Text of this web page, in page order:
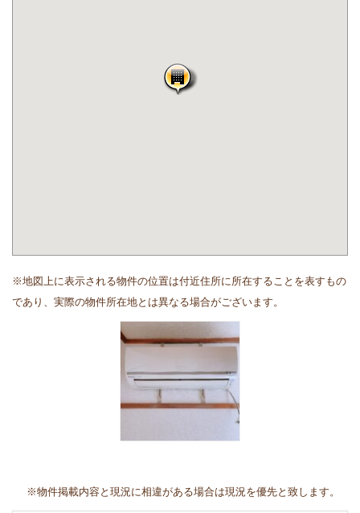
※地図上に表示される物件の位置は付近住所に所在することを表すもの
であり、実際の物件所在地とは異なる場合がございます。
※物件掲載内容と現況に相違がある場合は現況を優先と致します。